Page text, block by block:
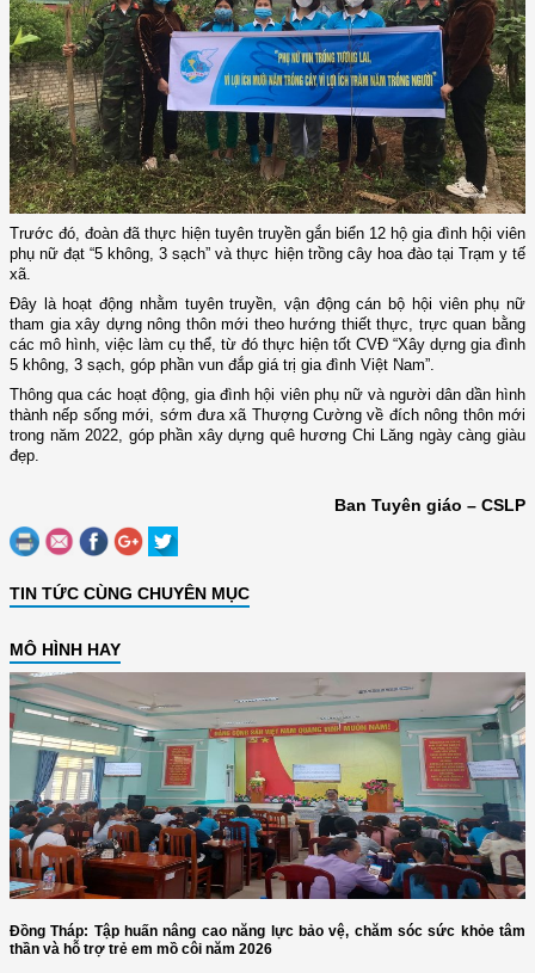
Trước đó, đoàn đã thực hiện tuyên truyền gắn biển 12 hộ gia đình hội viên
phụ nữ đạt “5 không, 3 sạch” và thực hiện trồng cây hoa đào tại Trạm y tế
xã.
Đây là hoạt động nhằm tuyên truyền, vận động cán bộ hội viên phụ nữ
tham gia xây dựng nông thôn mới theo hướng thiết thực, trực quan bằng
các mô hình, việc làm cụ thể, từ đó thực hiện tốt CVĐ “Xây dựng gia đình
5 không, 3 sạch, góp phần vun đắp giá trị gia đình Việt Nam”.
Thông qua các hoạt động, gia đình hội viên phụ nữ và người dân dần hình
thành nếp sống mới, sớm đưa xã Thượng Cường về đích nông thôn mới
trong năm 2022, góp phần xây dựng quê hương Chi Lăng ngày càng giàu
đẹp.
Ban Tuyên giáo – CSLP
TIN TỨC CÙNG CHUYÊN MỤC
MÔ HÌNH HAY
Đồng Tháp: Tập huấn nâng cao năng lực bảo vệ, chăm sóc sức khỏe tâm
thần và hỗ trợ trẻ em mồ côi năm 2026